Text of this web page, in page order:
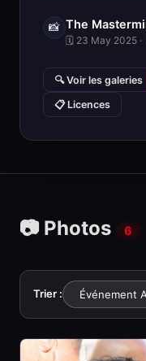
📸 The
🗓 23 May 2025 ·
🔍 Voir les galeries
📋 Licences
📷 Photos 6
Trier :